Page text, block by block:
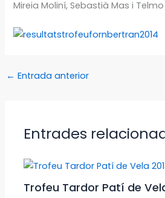
Mireia Moliní, Sebastià Mas i
← Entrada anterior
Entrades
Trofeu Tardor Patí de